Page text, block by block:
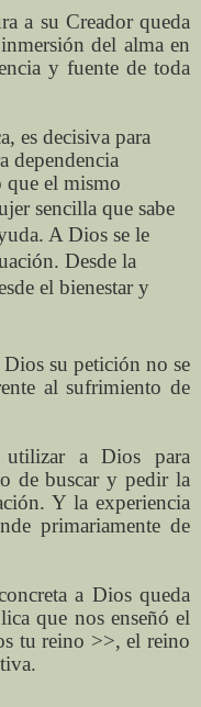
a su Creador queda
del alma en
y fuente de toda
es decisiva para
dependencia
que el mismo
sencilla que sabe
A Dios se le
Desde la
el bienestar y
su petición no se
al sufrimiento de
a Dios para
de buscar y pedir la
Y la experiencia
primariamente de
a Dios queda
que nos enseñó el
tu reino >>, el reino